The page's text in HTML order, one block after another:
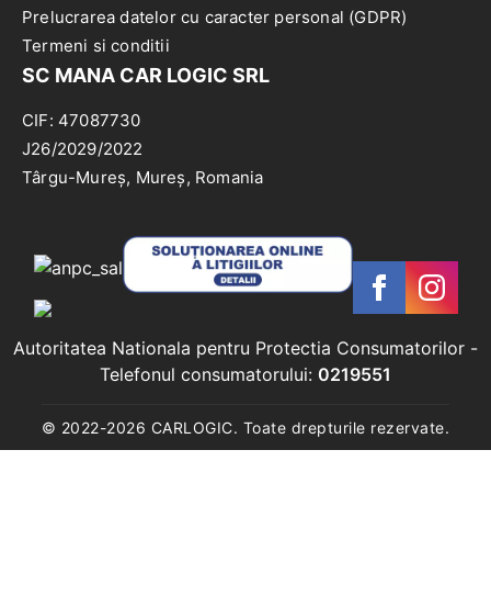
Prelucrarea datelor cu caracter personal (GDPR)
Termeni si conditii
SC MANA CAR LOGIC SRL
CIF: 47087730
J26/2029/2022
Târgu-Mureș, Mureș, Romania
Autoritatea Nationala pentru Protectia Consumatorilor -
Telefonul consumatorului: 0219551
© 2022-2026 CARLOGIC. Toate drepturile rezervate.